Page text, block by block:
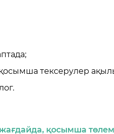
қосымша тексерулер
қосымша төлем